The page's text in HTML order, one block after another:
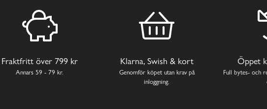
Fraktfritt över 799 kr
Annars 59 - 79 kr.
Klarna, Swish & kort
Genomför köpet utan krav på
inloggning.
Öppet
Full bytes- och